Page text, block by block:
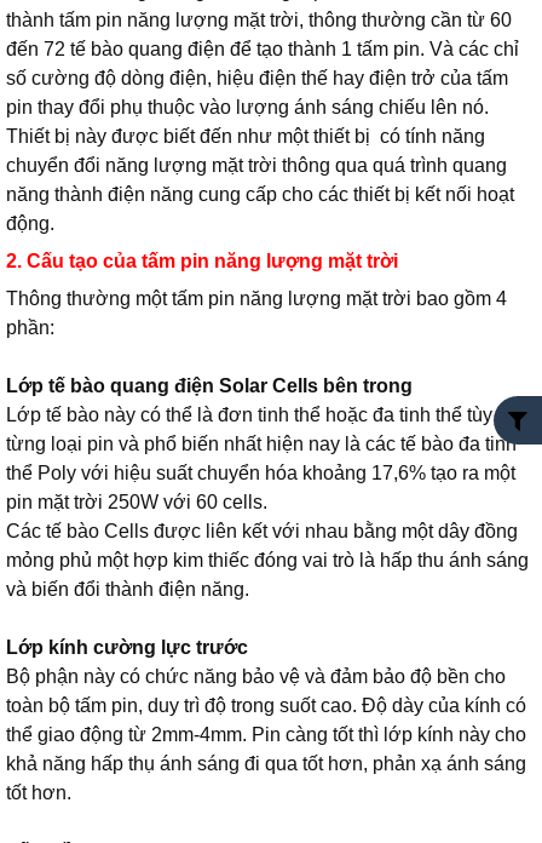
thành tấm pin năng lượng mặt trời, thông thường cần từ 60
đến 72 tế bào quang điện để tạo thành 1 tấm pin. Và các chỉ
số cường độ dòng điện, hiệu điện thế hay điện trở của tấm
pin thay đổi phụ thuộc vào lượng ánh sáng chiếu lên nó.
Thiết bị này được biết đến như một thiết bị có tính năng
chuyển đổi năng lượng mặt trời thông qua quá trình quang
năng thành điện năng cung cấp cho các thiết bị kết nối hoạt
động.
2. Cấu tạo của tấm pin năng lượng mặt trời
Thông thường một tấm pin năng lượng mặt trời bao gồm 4
phần:
Lớp tế bào quang điện Solar Cells bên trong
Lớp tế bào này có thể là đơn tinh thể hoặc đa tinh thể tùy theo
từng loại pin và phổ biến nhất hiện nay là các tế bào đa tinh
thể Poly với hiệu suất chuyển hóa khoảng 17,6% tạo ra một
pin mặt trời 250W với 60 cells.
Các tế bào Cells được liên kết với nhau bằng một dây đồng
mỏng phủ một hợp kim thiếc đóng vai trò là hấp thu ánh sáng
và biến đổi thành điện năng.
Lớp kính cường lực trước
Bộ phận này có chức năng bảo vệ và đảm bảo độ bền cho
toàn bộ tấm pin, duy trì độ trong suốt cao. Độ dày của kính có
thể giao động từ 2mm-4mm. Pin càng tốt thì lớp kính này cho
khả năng hấp thụ ánh sáng đi qua tốt hơn, phản xạ ánh sáng
tốt hơn.